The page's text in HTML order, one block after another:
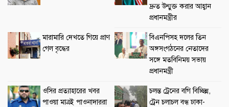
দ্রুত উন্মুক্ত করার আহ্বান
প্রধানমন্ত্রীর
মারামারি দেখতে গিয়ে প্রাণ
গেল বৃদ্ধের
বিএনপিসহ দলের তিন
অঙ্গসংগঠনের নেতাদের
সঙ্গে মতবিনিময় সভায়
প্রধানমন্ত্রী
ওসির প্রত্যাহারের খবর
পাওয়া মাত্রই পাওনাদাররা
চলন্ত ট্রেনের বগি বিচ্ছিন্ন,
ট্রেন চলাচল বন্ধ ঢাকা-